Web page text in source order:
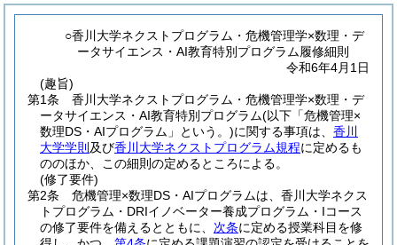
○香川大学ネクストプログラム・危機管理学×数理・デ
ータサイエンス・AI教育特別プログラム履修細則
令和6年4月1日
(趣旨)
第1条
香川大学ネクストプログラム・危機管理学×数理・デ
ータサイエンス・AI教育特別プログラム(以下「危機管理×
数理DS・AIプログラム」という。)に関する事項は、 香川
大学学則 及び香川大学ネクストプログラム規程に定めるも
ののほか、この細則の定めるところによる。
(修了要件)
第2条
危機管理×数理DS・AIプログラムは、香川大学ネクス
トプログラム・DRIイノベーター養成プログラム・Iコース
の修了要件を備えるとともに、 次条に定める授業科目を修